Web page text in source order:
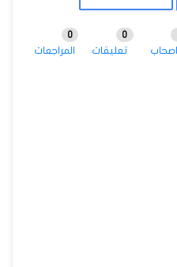
اصحاب تعليقات
0
المراجعات
0